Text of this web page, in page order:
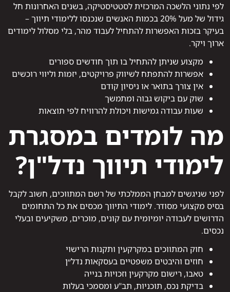
לפי נתוני הלשכה המרכזית לסטטיסטיקה, בשנים האחרונות חל
גידול של מעל 20% בכמות האנשים שנכנסו ללימודי תיווך –
בעיקר בזכות האפשרות להתחיל לעבוד מהר, בלי מסלול לימודים
ארוך ויקר.
מקצוע שניתן להתחיל בו תוך חודשים ספורים
אפשרות להתפתח לשיווק פרויקטים, יזמות וליווי רוכשים
אין צורך בתואר או ניסיון קודם
שוק עם ביקוש גבוה ומתמשך
שעות עבודה גמישות ויכולת להרוויח לפי תוצאות
מה לומדים במסגרת
לימודי תיווך נדל"ן?
לפני שניגשים למבחן הממלכתי של רשם המתווכים, חשוב לקבל
בסיס מקצועי מסודר. לימודי התיווך מכסים את כל התחומים
הדרושים לעבודה יומיומית עם קונים, מוכרים, משקיעים ובעלי
נכסים.
חוק המתווכים במקרקעין ותקנות הרישוי
חוזים והיבטים משפטיים בעסקאות נדל״ן
טאבו, רישום מקרקעין וזכויות בנייה
בדיקת נכס, תוכניות, תב"ע ומסמכי בעלות